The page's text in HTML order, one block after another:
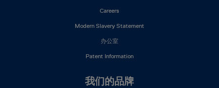
Careers
Modern Slavery Statement
办公室
Patent Information
我们的品牌